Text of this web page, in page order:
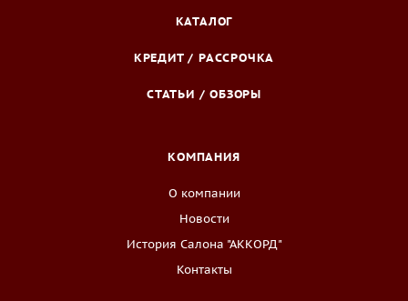
КАТАЛОГ
КРЕДИТ / РАССРОЧКА
СТАТЬИ / ОБЗОРЫ
КОМПАНИЯ
О компании
Новости
История Салона "АККОРД"
Контакты